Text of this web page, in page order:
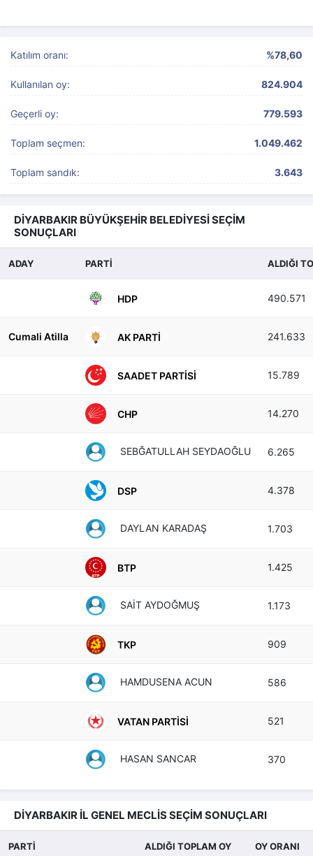
Katılım oranı: %78,60
Kullanılan oy: 824.904
Geçerli oy: 779.593
Toplam seçmen: 1.049.462
Toplam sandık: 3.643
DİYARBAKIR BÜYÜKŞEHİR BELEDİYESİ SEÇİM
SONUÇLARI
ADAY PARTİ ALDIĞI
HDP 490.571
Cumali Atilla AK PARTI 241.633
SAADET PARTISI 15.789
CHP 14.270
SEBĞATULLAH SEYDAOĞLU 6.265
DSP 4.378
DAYLAN KARADAŞ 1.703
BTP 1.425
SAİT AYDOĞMUŞ 1.173
TKP 909
HAMDUSENA ACUN 586
VATAN PARTISI 521
HASAN SANCAR 370
DİYARBAKIR İL GENEL MECLİS SEÇİM SONUÇLARI
PARTİ ALDIĞI TOPLAM OY OY ORANI